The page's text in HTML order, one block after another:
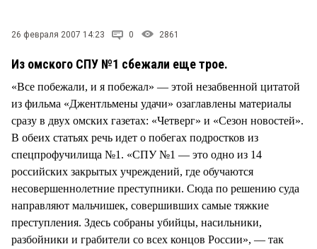
ПРОИСШЕСТВИЯ
СТИЛЬ ЖИЗНИ
26 февраля 2007 14:23 0 2861
Из омского СПУ №1 сбежали еще трое.
«Все побежали, и я побежал» — этой незабвенной цитатой
из фильма «Джентльмены удачи» озаглавлены материалы
сразу в двух омских газетах: «Четверг» и «Сезон новостей».
В обеих статьях речь идет о побегах подростков из
спецпрофучилища №1. «СПУ №1 — это одно из 14
российских закрытых учреждений, где обучаются
несовершеннолетние преступники. Сюда по решению суда
направляют мальчишек, совершивших самые тяжкие
преступления. Здесь собраны убийцы, насильники,
разбойники и грабители со всех концов России», — так